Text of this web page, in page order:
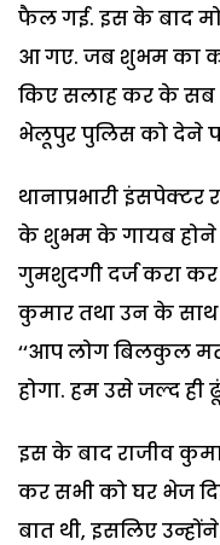
फैल गई. इस के बाद
आ गए. जब शुभम का
किए सलाह कर के सब
भेलूपुर पुलिस को देने
थानाप्रभारी
के शुभम के गायब होने
गुमशुदगी दर्ज करा
कुमार तथा उन के साथ
‘‘आप लोग बिलकुल
होगा. हम उसे जल्द ही
इस के बाद राजीव
कर सभी को घर भेज
बात थी, इसलिए